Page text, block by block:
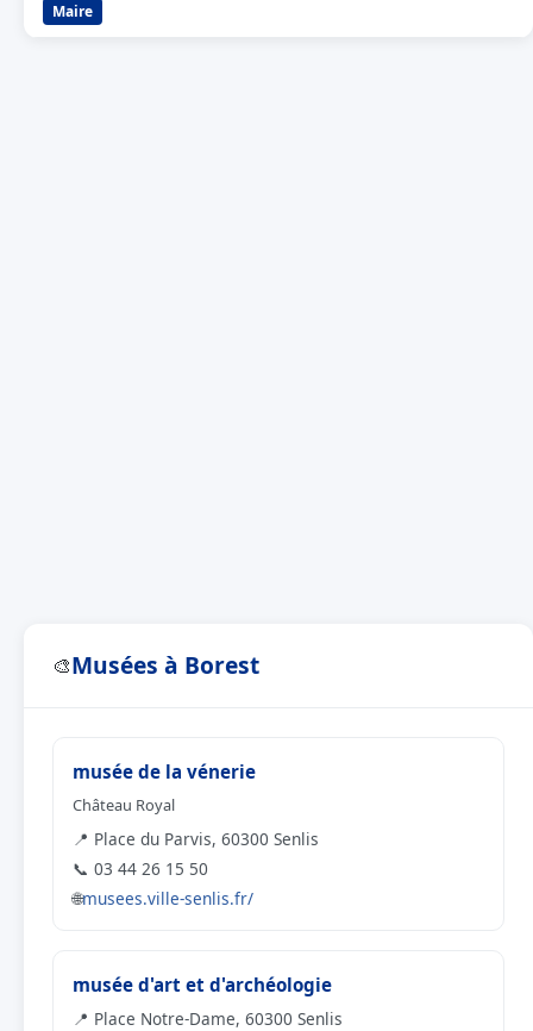
Maire
🎨Musées à Borest
musée de la vénerie
Château Royal
📍 Place du Parvis, 60300 Senlis
📞 03 44 26 15 50
🌐musees.ville-senlis.fr/
musée d'art et d'archéologie
📍 Place Notre-Dame, 60300 Senlis